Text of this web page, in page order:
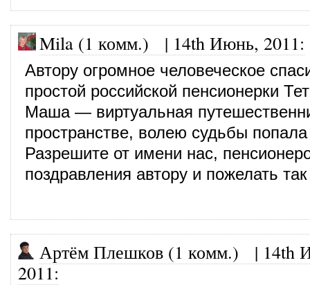
Mila (1 комм.) | 14th Июнь, 2011:
Автору огромное человеческое
простой российской пенсионерки
Маша — виртуальная
пространстве, волею судьбы
Разрешите от имени нас,
поздравления автору и пожелать
Артём Плешков (1 комм.) | 14th
2011: